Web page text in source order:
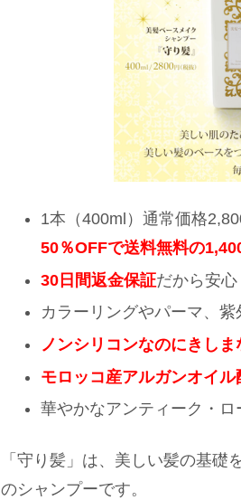
1本（400ml）通常価格
50％OFFで送料無料の
30日間返金保証だから安心
カラーリングやパーマ、
ノンシリコンなのにきしま
モロッコ産アルガンオイル
華やかなアンティーク・ロ
「守り髪」は、美しい髪の基
のシャンプーです。